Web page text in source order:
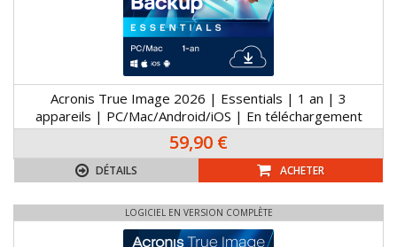
Acronis True Image 2026 | Essentials | 1 an | 3
appareils | PC/Mac/Android/iOS | En téléchargement
59,90 €
DÉTAILS ACHETER
LOGICIEL EN VERSION COMPLÈTE